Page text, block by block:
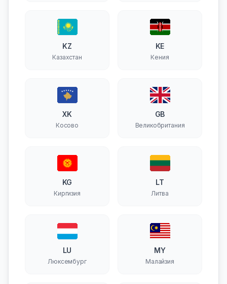
KZ
Казахстан
KE
Кения
XK
Косово
GB
Великобритания
KG
Киргизия
LT
Литва
LU
Люксембург
MY
Малайзия